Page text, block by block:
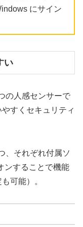
にサイン
い
の人感センサーで
すくセキュリティ
、それぞれ付属ソ
ンすることで機能
可能）。